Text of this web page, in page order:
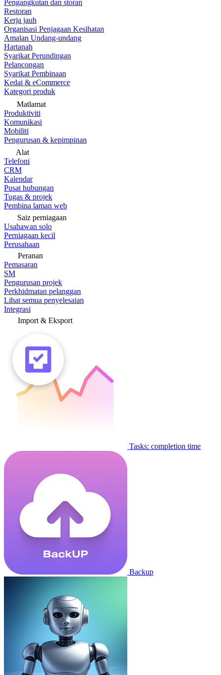
Pengangkutan dan storan
Restoran
Kerja jauh
Organisasi Penjagaan Kesihatan
Amalan Undang-undang
Hartanah
Syarikat Perundingan
Pelancongan
Syarikat Pembinaan
Kedai & eCommerce
Kategori produk
Matlamat
Produktiviti
Komunikasi
Mobiliti
Pengurusan & kepimpinan
Alat
Telefoni
CRM
Kalendar
Pusat hubungan
Tugas & projek
Pembina laman web
Saiz perniagaan
Usahawan solo
Perniagaan kecil
Perusahaan
Peranan
Pemasaran
SM
Pengurusan projek
Perkhidmatan pelanggan
Lihat semua penyelesaian
Integrasi
Import & Eksport
Tasks: completion time
Backup